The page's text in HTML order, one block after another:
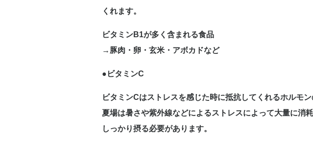
くれます。
ビタミンB1が多く含まれる食品
→豚肉・卵・玄米・アボカドなど
●ビタミンC
ビタミンCはストレスを感じた時に抵抗してくれるホルモン
夏場は暑さや紫外線などによるストレスによって大量に消
しっかり摂る必要があります。